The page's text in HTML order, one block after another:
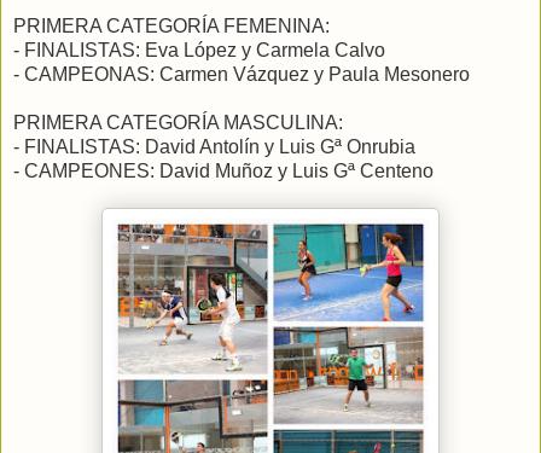
PRIMERA CATEGORÍA FEMENINA:
- FINALISTAS: Eva López y Carmela Calvo
- CAMPEONAS: Carmen Vázquez y Paula Mesonero
PRIMERA CATEGORÍA MASCULINA:
- FINALISTAS: David Antolín y Luis Gª Onrubia
- CAMPEONES: David Muñoz y Luis Gª Centeno